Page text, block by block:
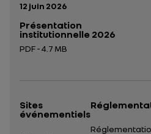
Date de publication:
12 juin 2026
Présentation
institutionnelle 2026
PDF - 4.7 MB
Sites
événementiels